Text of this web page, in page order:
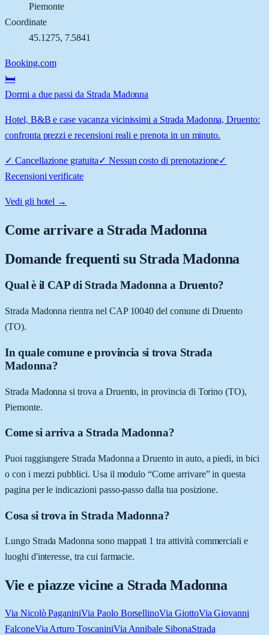
Piemonte
Coordinate
45.1275, 7.5841
Booking.com
🛏️
Dormi a due passi da Strada Madonna
Hotel, B&B e case vacanza vicinissimi a Strada Madonna, Druento:
confronta prezzi e recensioni reali e prenota in un minuto.
✓ Cancellazione gratuita✓ Nessun costo di prenotazione✓
Recensioni verificate
Vedi gli hotel →
Come arrivare a Strada Madonna
Domande frequenti su Strada Madonna
Qual è il CAP di Strada Madonna a Druento?
Strada Madonna rientra nel CAP 10040 del comune di Druento
(TO).
In quale comune e provincia si trova Strada
Madonna?
Strada Madonna si trova a Druento, in provincia di Torino (TO),
Piemonte.
Come si arriva a Strada Madonna?
Puoi raggiungere Strada Madonna a Druento in auto, a piedi, in bici
o con i mezzi pubblici. Usa il modulo “Come arrivare” in questa
pagina per le indicazioni passo-passo dalla tua posizione.
Cosa si trova in Strada Madonna?
Lungo Strada Madonna sono mappati 1 tra attività commerciali e
luoghi d'interesse, tra cui farmacie.
Vie e piazze vicine a Strada Madonna
Via Nicolò PaganiniVia Paolo BorsellinoVia GiottoVia Giovanni
FalconeVia Arturo ToscaniniVia Annibale SibonaStrada